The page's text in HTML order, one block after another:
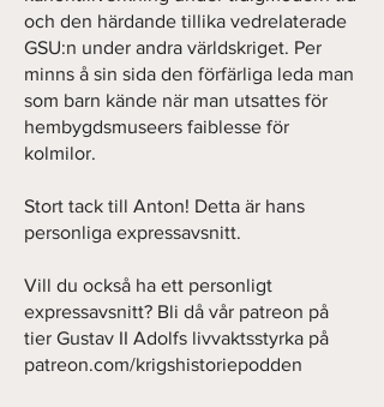
och den härdande tillika vedrelaterade
GSU:n under andra världskriget. Per
minns å sin sida den förfärliga leda man
som barn kände när man utsattes för
hembygdsmuseers faiblesse för
kolmilor.
Stort tack till Anton! Detta är hans
personliga expressavsnitt.
Vill du också ha ett personligt
expressavsnitt? Bli då vår patreon på
tier Gustav II Adolfs livvaktsstyrka på
patreon.com/krigshistoriepodden